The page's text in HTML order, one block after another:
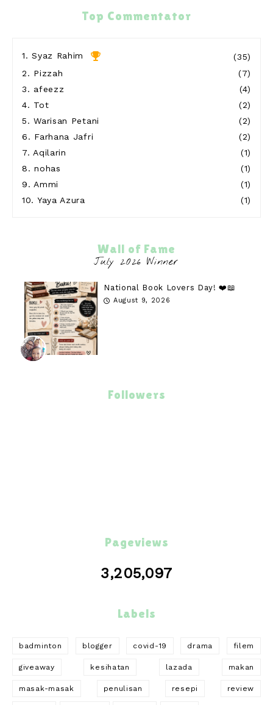
Kos join event running 10km, Half dan Full
Top Commentator
1.Syaz Rahim
(35)
2. Pizzah
(7)
3. afeezz
(4)
4. Tot
(2)
5.Warisan Petani
(2)
6. Farhana Jafri
(2)
7. Aqilarin
(1)
8.nohas
(1)
9. Ammi
(1)
10. Yaya Azura (1)
Wall of Fame
National Book Lovers Day! ❤️📖
August 9, 2026
Followers
Pageviews
3,205,097
Labels
badminton blogger covid-19 drama filem
giveaway kesihatan lazada makan
masak-masak penulisan resepi review